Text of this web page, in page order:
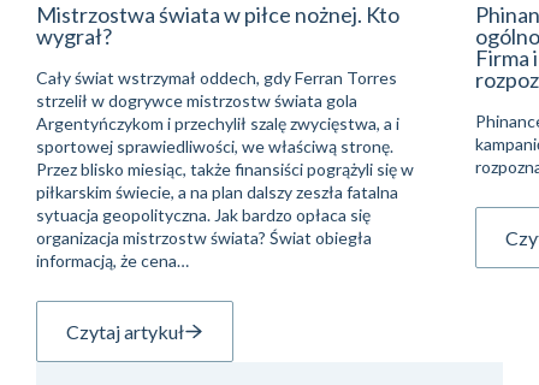
Mistrzostwa świata w piłce nożnej. Kto
wygrał?
Cały świat wstrzymał oddech, gdy Ferran Torres
strzelił w dogrywce mistrzostw świata gola
Argentyńczykom i przechylił szalę zwycięstwa, a i
sportowej sprawiedliwości, we właściwą stronę.
Przez blisko miesiąc, także finansiści pogrążyli się w
piłkarskim świecie, a na plan dalszy zeszła fatalna
sytuacja geopolityczna. Jak bardzo opłaca się
organizacja mistrzostw świata? Świat obiegła
informacją, że cena…
Czytaj artykuł
Firma